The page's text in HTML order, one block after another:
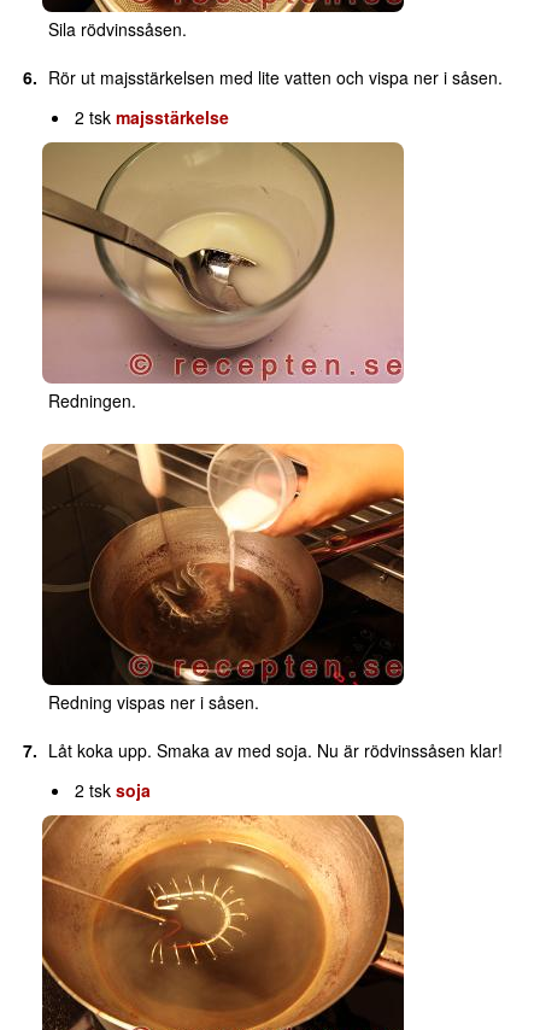
Sila rödvinssåsen.
Rör ut majsstärkelsen med lite vatten och vispa ner i såsen.
2 tskmajsstärkelse
Redningen.
Redning vispas ner i såsen.
Låt koka upp. Smaka av med soja. Nu är rödvinssåsen klar!
2 tsksoja